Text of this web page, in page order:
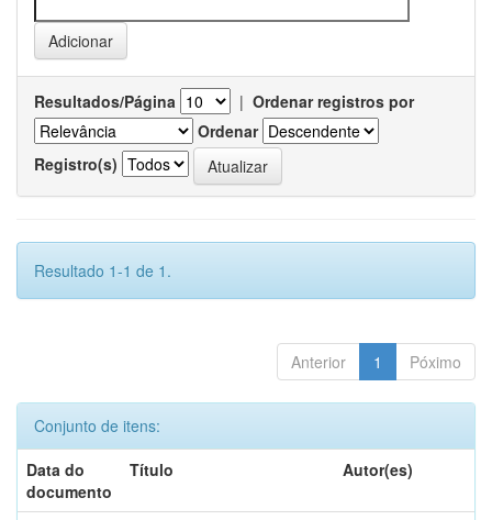
Resultados/Página | Ordenar registros por
Ordenar
Registro(s)
Resultado 1-1 de 1.
Anterior 1 Póximo
Conjunto de itens:
Data do
documento
Título Autor(es)